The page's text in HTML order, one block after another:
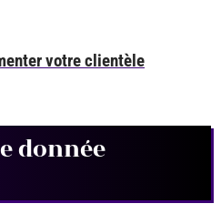
votre clientèle
donnée